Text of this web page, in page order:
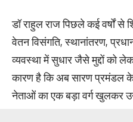
डॉ राहुल राज पिछले कई वर्षों से
वेतन विसंगति, स्थानांतरण,
व्यवस्था में सुधार जैसे मुद्दों को
कारण है कि अब सारण प्रमंडल के
नेताओं का एक बड़ा वर्ग खुलकर